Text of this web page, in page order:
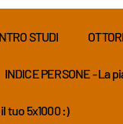
STUDI
INDICE PERSONE - La
tuo 5x1000 :)